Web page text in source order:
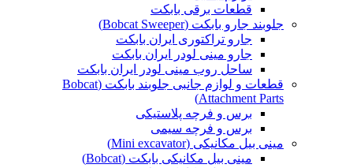
قطعات برقی بابکت
جلوبند جارو بابکت (Bobcat Sweeper)
جارو تراکتوری ایران بابکت
جارو مینی لودر ایران بابکت
ساحل روب مینی لودر ایران بابکت
قطعات و لوازم جانبی جلوبند بابکت (Bobcat
Attachment Parts)
برس و فرچه پلاستیکی
برس و فرچه سیمی
مینی بیل مکانیکی (Mini excavator)
مینی بیل مکانیکی بابکت (Bobcat)